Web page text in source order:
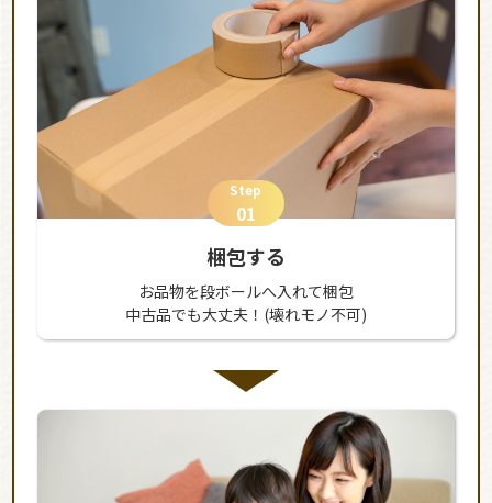
Step
01
梱包する
お品物を段ボールへ入れて梱包
中古品でも大丈夫！(壊れモノ不可)